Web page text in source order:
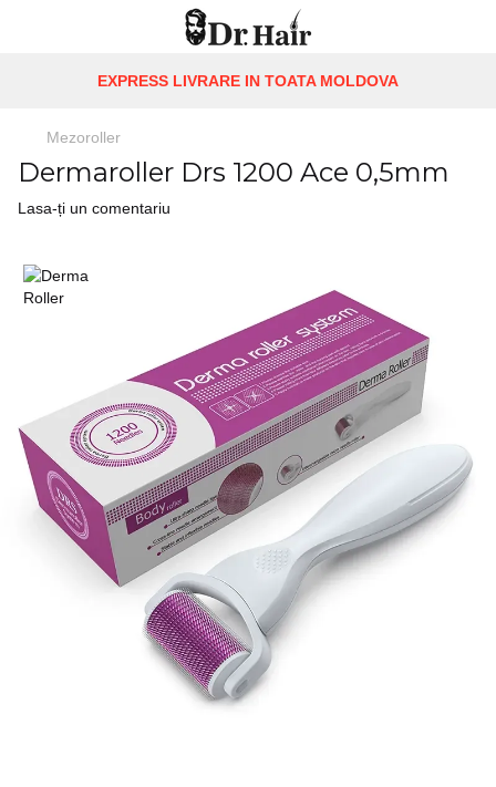
EXPRESS LIVRARE IN TOATA MOLDOVA
Mezoroller
Dermaroller Drs 1200 Ace 0,5mm
Lasa-ți un comentariu